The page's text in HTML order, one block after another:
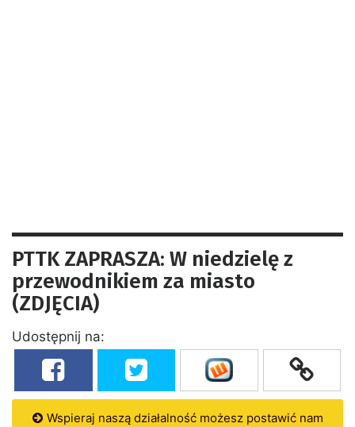
PTTK ZAPRASZA: W niedzielę z
przewodnikiem za miasto
(ZDJĘCIA)
Udostępnij na:
Wspieraj naszą działalność możesz postawić nam